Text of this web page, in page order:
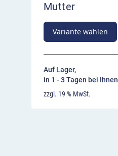
Mutter
Variante wählen
Auf Lager,
in 1 - 3 Tagen bei Ihnen
zzgl. 19 % MwSt.